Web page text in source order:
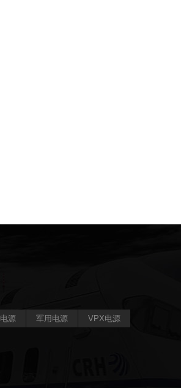
源 军用电源 VPX电源